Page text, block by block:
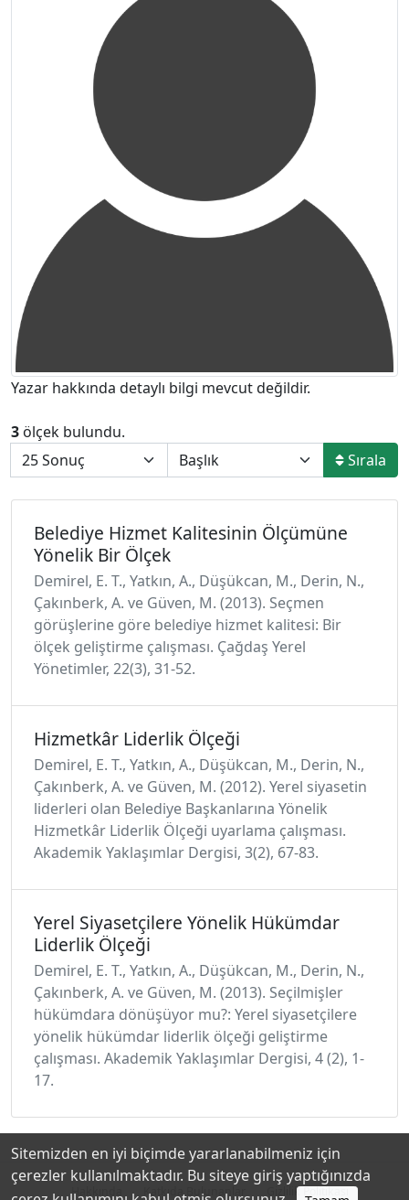
Yazar hakkında detaylı bilgi mevcut değildir.
3 ölçek bulundu.
Sırala
Belediye Hizmet Kalitesinin Ölçümüne
Yönelik Bir Ölçek
Demirel, E. T., Yatkın, A., Düşükcan, M., Derin, N.,
Çakınberk, A. ve Güven, M. (2013). Seçmen
görüşlerine göre belediye hizmet kalitesi: Bir
ölçek geliştirme çalışması. Çağdaş Yerel
Yönetimler, 22(3), 31-52.
Hizmetkâr Liderlik Ölçeği
Demirel, E. T., Yatkın, A., Düşükcan, M., Derin, N.,
Çakınberk, A. ve Güven, M. (2012). Yerel siyasetin
liderleri olan Belediye Başkanlarına Yönelik
Hizmetkâr Liderlik Ölçeği uyarlama çalışması.
Akademik Yaklaşımlar Dergisi, 3(2), 67-83.
Yerel Siyasetçilere Yönelik Hükümdar
Liderlik Ölçeği
Demirel, E. T., Yatkın, A., Düşükcan, M., Derin, N.,
Çakınberk, A. ve Güven, M. (2013). Seçilmişler
hükümdara dönüşüyor mu?: Yerel siyasetçilere
yönelik hükümdar liderlik ölçeği geliştirme
çalışması. Akademik Yaklaşımlar Dergisi, 4 (2), 1-
17.
Hakkında Katkıda Bulunanlar Gizlilik Politikası
Sitemizden en iyi biçimde yararlanabilmeniz için
çerezler kullanılmaktadır. Bu siteye giriş yaptığınızda